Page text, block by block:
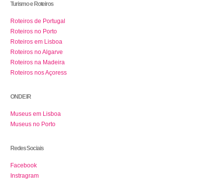
Turismo e Roteiros
Roteiros de Portugal
Roteiros no Porto
Roteiros em Lisboa
Roteiros no Algarve
Roteiros na Madeira
Roteiros nos Açoress
ONDE IR
Museus em Lisboa
Museus no Porto
Redes Sociais
Facebook
Instragram